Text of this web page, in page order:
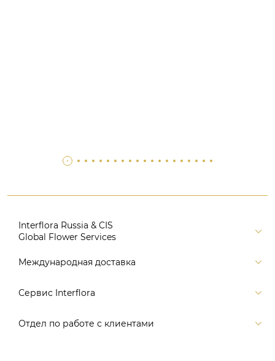
Interflora Russia & CIS
Global Flower Services
Версия для печати
Поиск
Международная доставка
Россия
Европа
Сервис Interflora
Заказ и оплата
Отдел по работе с клиентами